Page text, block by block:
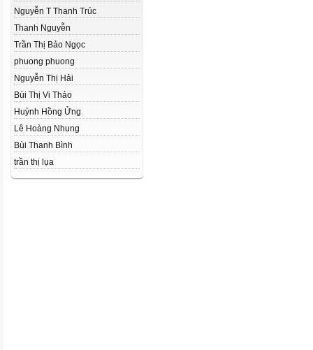
Nguyễn T Thanh Trúc
Thanh Nguyễn
Trần Thị Bảo Ngọc
phuong phuong
Nguyễn Thị Hải
Bùi Thị Vi Thảo
Huỳnh Hồng Ửng
Lê Hoàng Nhung
Bùi Thanh Bình
trần thị lụa